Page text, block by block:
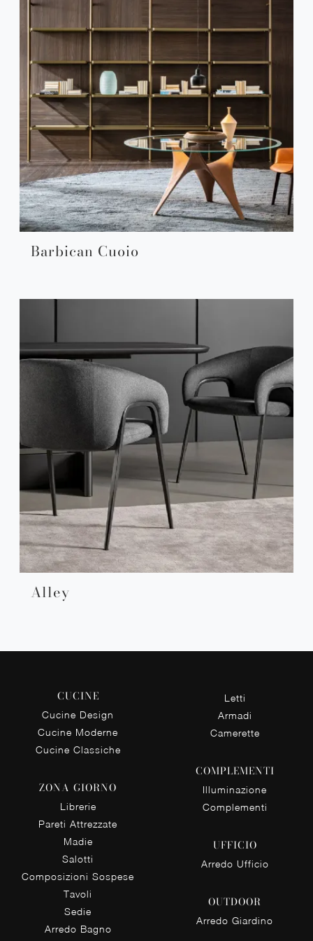
Barbican Cuoio
Alley
CUCINE
Cucine Design
Cucine Moderne
Cucine Classiche
ZONA GIORNO
Librerie
Pareti Attrezzate
Madie
Salotti
Composizioni Sospese
Tavoli
Sedie
Arredo Bagno
Letti
Armadi
Camerette
COMPLEMENTI
Illuminazione
Complementi
UFFICIO
Arredo Ufficio
OUTDOOR
Arredo Giardino